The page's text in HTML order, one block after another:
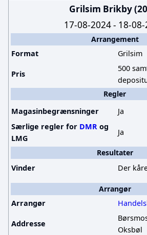
m
e
r
i
n
g
s
u
m
m
e
r
i
n
g
Grilsim Brikby
17-08-2024 - 18-
Arrangement
Format
Grilsim
Pris
500
Regler
Magasinbegrænsninger
Ja
Særlige regler for DMR og
LMG
Ja
Resultater
Vinder
Der
Arrangør
Arrangør
Addresse
Oksbøl